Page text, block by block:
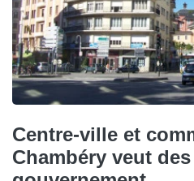
Centre-ville et
Chambéry veut